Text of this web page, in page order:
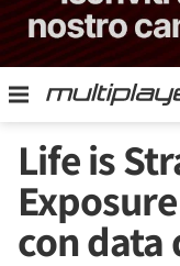
Life is
con data